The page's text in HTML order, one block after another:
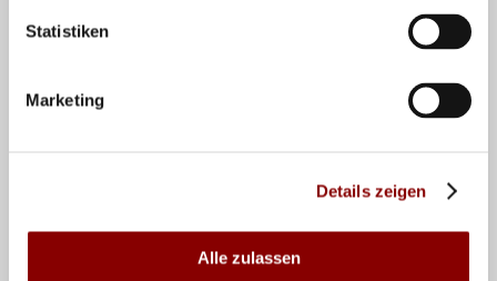
Statistiken
Marketing
Details zeigen
Alle zulassen